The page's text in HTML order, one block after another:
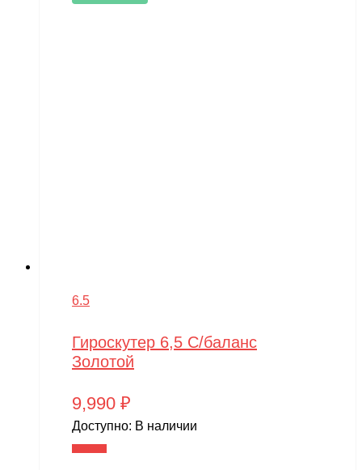
6.5
Гироскутер 6,5 С/баланс
Золотой
9,990 ₽
Доступно: В наличии